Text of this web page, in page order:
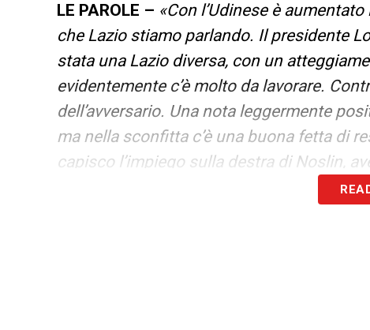
LE PAROLE – «Con l’Udinese è
che Lazio stiamo parlando. Il presidente
stata una Lazio diversa, con un
evidentemente c’è molto da lavorare.
dell’avversario. Una nota leggermente
ma nella sconfitta c’è una buona fetta di
capisco l’impiego sulla destra di Noslin,
ripresa lo avrei tolto, inserendo